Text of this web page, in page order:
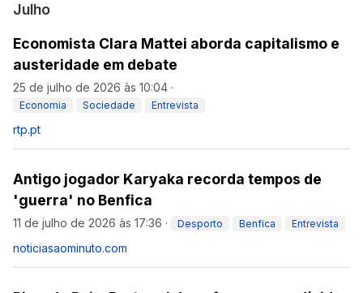
Julho
Economista Clara Mattei aborda capitalismo e
austeridade em debate
25 de julho de 2026 às 10:04 ·
Economia Sociedade Entrevista
rtp.pt
Antigo jogador Karyaka recorda tempos de
'guerra' no Benfica
11 de julho de 2026 às 17:36 · Desporto Benfica Entrevista
noticiasaominuto.com